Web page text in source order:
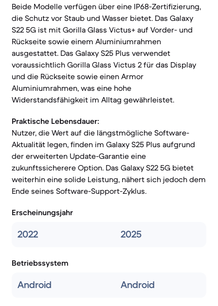
Beide Modelle verfügen über eine IP68-Zertifizierung,
die Schutz vor Staub und Wasser bietet. Das Galaxy
S22 5G ist mit Gorilla Glass Victus+ auf Vorder- und
Rückseite sowie einem Aluminiumrahmen
ausgestattet. Das Galaxy S25 Plus verwendet
voraussichtlich Gorilla Glass Victus 2 für das Display
und die Rückseite sowie einen Armor
Aluminiumrahmen, was eine hohe
Widerstandsfähigkeit im Alltag gewährleistet.
Praktische Lebensdauer:
Nutzer, die Wert auf die längstmögliche Software-
Aktualität legen, finden im Galaxy S25 Plus aufgrund
der erweiterten Update-Garantie eine
zukunftssicherere Option. Das Galaxy S22 5G bietet
weiterhin eine solide Leistung, nähert sich jedoch dem
Ende seines Software-Support-Zyklus.
Erscheinungsjahr
2022 2025
Betriebssystem
Android Android